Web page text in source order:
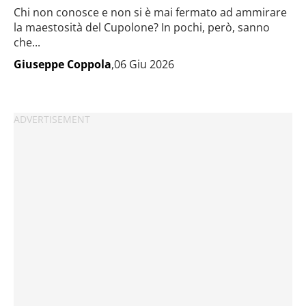
Chi non conosce e non si è mai fermato ad ammirare
la maestosità del Cupolone? In pochi, però, sanno
che...
Giuseppe Coppola,06 Giu 2026